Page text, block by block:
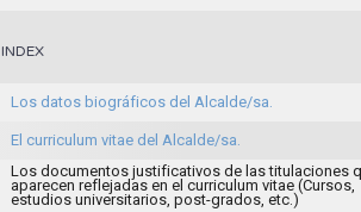
INDEX
Los datos biográficos del Alcalde/sa.
El curriculum vitae del Alcalde/sa.
Los documentos justificativos de las titulaciones
aparecen reflejadas en el curriculum vitae (Cursos,
estudios universitarios, post-grados, etc.)